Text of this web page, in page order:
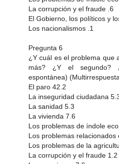
La corrupción y el fraude .6
El Gobierno, los políticos y
Los nacionalismos .1
Pregunta 6
¿Y cuál es el problema que
más? ¿Y el segundo?
espontánea)
El paro 42.2
La inseguridad ciudadana
La sanidad 5.3
La vivienda 7.6
Los problemas de índole
Los problemas
Los problemas de la
La corrupción y el fraude 1.2